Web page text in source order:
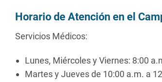
Horario de Atención en el
Servicios Médicos:
Lunes, Miércoles y Viernes: 8:00
Martes y Jueves de 10:00 a.m. a